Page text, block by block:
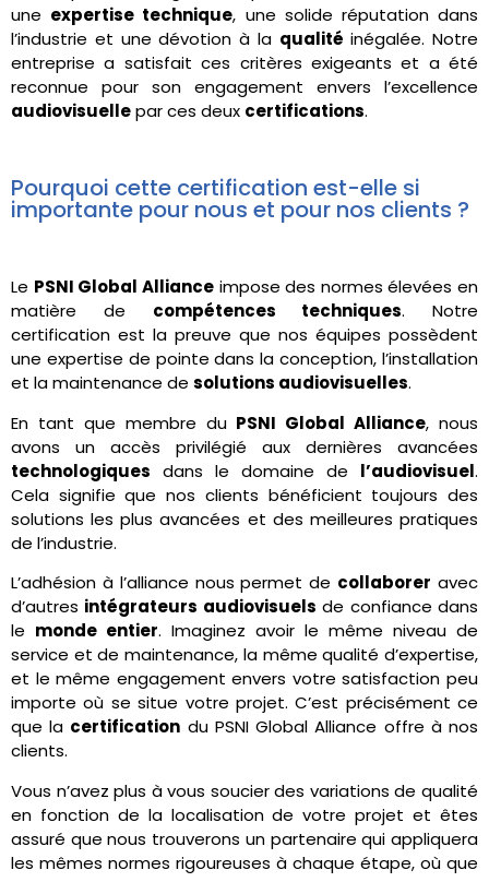
une expertise technique, une solide réputation dans
l’industrie et une dévotion à la qualité inégalée. Notre
entreprise a satisfait ces critères exigeants et a été
reconnue pour son engagement envers l’excellence
audiovisuellepar ces deux certifications.
Pourquoi cette certification est-elle si
importante pour nous et pour nos clients ?
Le PSNI Global Allianceimpose des normes élevées en
matière de compétences techniques. Notre
certification est la preuve que nos équipes possèdent
une expertise de pointe dans la conception, l’installation
et la maintenance de solutions audiovisuelles.
En tant que membre du PSNI Global Alliance, nous
avons un accès privilégié aux dernières avancées
technologiques dans le domaine de l’audiovisuel.
Cela signifie que nos clients bénéficient toujours des
solutions les plus avancées et des meilleures pratiques
de l’industrie.
L’adhésion à l’alliance nous permet de collaborer avec
d’autres intégrateurs audiovisuels de confiance dans
le monde entier. Imaginez avoir le même niveau de
service et de maintenance, la même qualité d’expertise,
et le même engagement envers votre satisfaction peu
importe où se situe votre projet. C’est précisément ce
que la certification du PSNI Global Alliance offre à nos
clients.
Vous n’avez plus à vous soucier des variations de qualité
en fonction de la localisation de votre projet et êtes
assuré que nous trouverons un partenaire qui appliquera
les mêmes normes rigoureuses à chaque étape, où que